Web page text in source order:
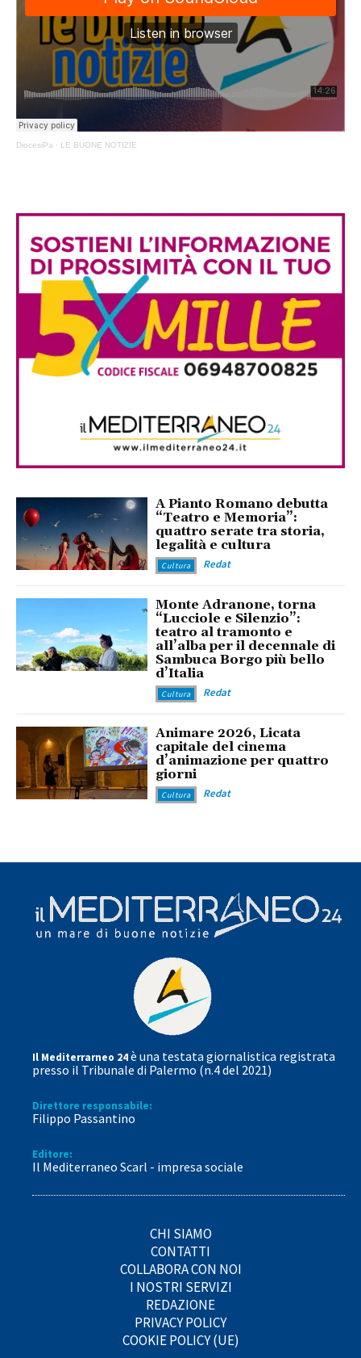
DiocesiPa · LE BUONE NOTIZIE
A Pianto Romano debutta
“Teatro e Memoria”:
quattro serate tra storia,
legalità e cultura
Cultura Redat
Monte Adranone, torna
“Lucciole e Silenzio”:
teatro al tramonto e
all’alba per il decennale di
Sambuca Borgo più bello
d’Italia
Cultura Redat
Animare 2026, Licata
capitale del cinema
d’animazione per quattro
giorni
Cultura Redat
Il Mediterrarneo 24è una testata giornalistica registrata
presso il Tribunale di Palermo (n.4 del 2021)
Direttore responsabile:
Filippo Passantino
Editore:
Il Mediterraneo Scarl - impresa sociale
CHI SIAMO
CONTATTI
COLLABORA CON NOI
I NOSTRI SERVIZI
REDAZIONE
PRIVACY POLICY
COOKIE POLICY (UE)